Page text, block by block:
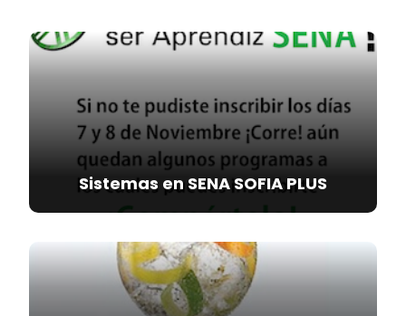
Sistemas en SENA SOFIA PLUS